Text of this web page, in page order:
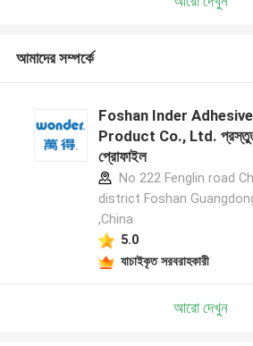
আমাদের সম্পর্কে
Foshan Inder Adhesive
Product Co., Ltd.
প্রোফাইল
No 222 Fenglin road
district Foshan
,China
5.0
যাচাইকৃত সরবরাহকারী
আরো দেখুন